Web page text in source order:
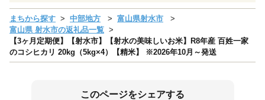
まちから探す 中部地方
富山県射水市
富山県 射水市の返礼品一覧
【3ヶ月定期便】【射水市】【射水の美味しいお米】R8年産 百姓一家
のコシヒカリ 20kg（5kg×4）【精米】 ※2026年10月～発送
このページをシェアする